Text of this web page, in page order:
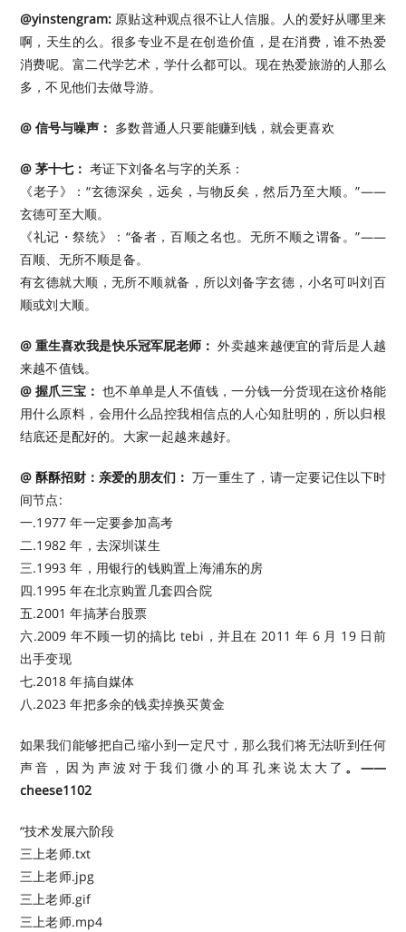
@yinstengram: 原贴这种观点很不让人信服。人的爱好从哪里来
啊，天生的么。很多专业不是在创造价值，是在消费，谁不热爱
消费呢。富二代学艺术，学什么都可以。现在热爱旅游的人那么
多，不见他们去做导游。
@ 信号与噪声： 多数普通人只要能赚到钱，就会更喜欢
@ 茅十七： 考证下刘备名与字的关系：
《老子》：“玄德深矣，远矣，与物反矣，然后乃至大顺。”——
玄德可至大顺。
《礼记・祭统》：“备者，百顺之名也。无所不顺之谓备。”——
百顺、无所不顺是备。
有玄德就大顺，无所不顺就备，所以刘备字玄德，小名可叫刘百
顺或刘大顺。 ​​​
@ 重生喜欢我是快乐冠军屁老师： 外卖越来越便宜的背后是人越
来越不值钱。 ​​​
@ 握爪三宝： 也不单单是人不值钱，一分钱一分货现在这价格能
用什么原料，会用什么品控我相信点的人心知肚明的，所以归根
结底还是配好的。大家一起越来越好。
@ 酥酥招财：亲爱的朋友们： 万一重生了，请一定要记住以下时
间节点:
一.1977 年一定要参加高考
二.1982 年，去深圳谋生
三.1993 年，用银行的钱购置上海浦东的房
四.1995 年在北京购置几套四合院
五.2001 年搞茅台股票
六.2009 年不顾一切的搞比 tebi，并且在 2011 年 6 月 19 日前
出手变现
七.2018 年搞自媒体
八.2023 年把多余的钱卖掉换买黄金
如果我们能够把自己缩小到一定尺寸，那么我们将无法听到任何
声音，因为声波对于我们微小的耳孔来说太大了 。——
cheese1102 ​​​
“技术发展六阶段
三上老师.txt
三上老师.jpg
三上老师.gif
三上老师.mp4